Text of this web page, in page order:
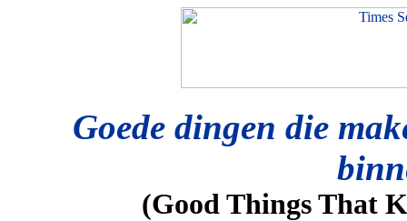
Goede dingen die
(Good Things That